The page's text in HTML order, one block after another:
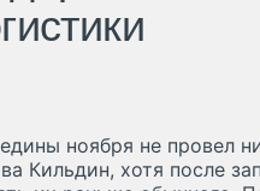
ноября не провел
Кильдин, хотя после